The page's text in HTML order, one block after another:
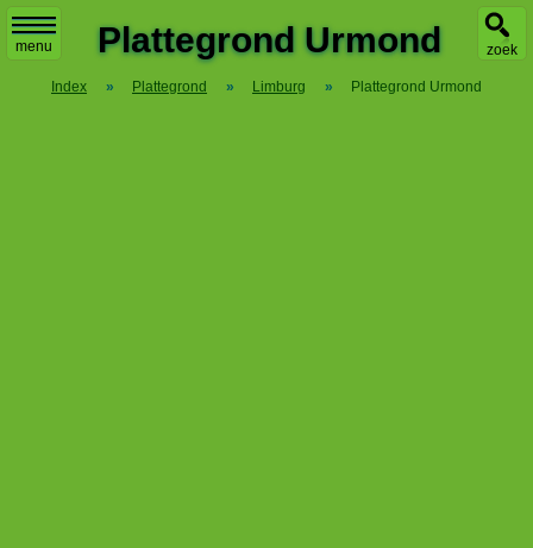
menu zoek
Plattegrond Urmond
Index » Plattegrond » Limburg » Plattegrond Urmond